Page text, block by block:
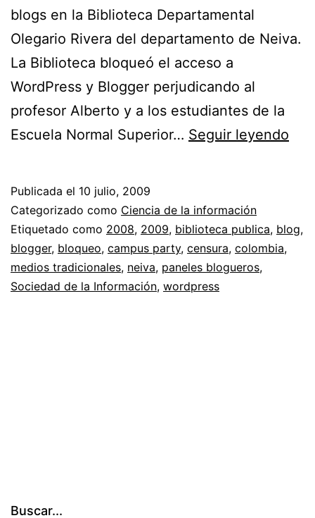
blogs en la Biblioteca Departamental
Olegario Rivera del departamento de Neiva.
La Biblioteca bloqueó el acceso a
WordPress y Blogger perjudicando al
profesor Alberto y a los estudiantes de la
Escuela Normal Superior… Seguir leyendo
Publicada el 10 julio, 2009
Categorizado como Ciencia de la información
Etiquetado como 2008, 2009, biblioteca publica, blog,
blogger, bloqueo, campus party, censura, colombia,
medios tradicionales, neiva, paneles blogueros,
Sociedad de la Información, wordpress
Buscar...